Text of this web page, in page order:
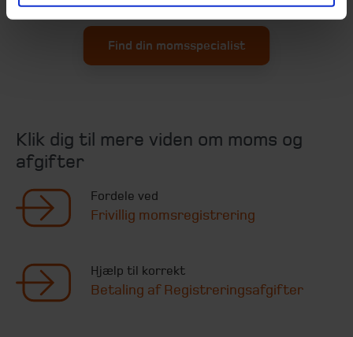
på din virksomheds moms- og afgiftsforhold.
Find din momsspecialist
Klik dig til mere viden om moms og
afgifter
Fordele ved
Frivillig momsregistrering
Hjælp til korrekt
Betaling af Registreringsafgifter